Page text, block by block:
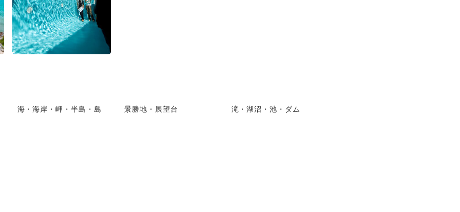
海・海岸・岬・半島・島 景勝地・展望台 滝・湖沼・池・ダム